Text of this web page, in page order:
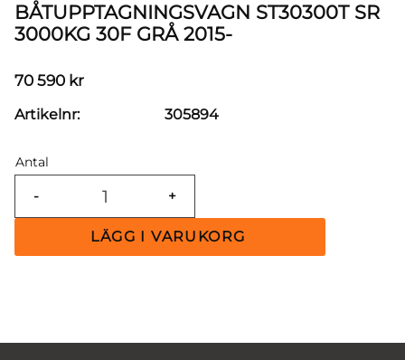
BÅTUPPTAGNINGSVAGN ST30300T SR
3000KG 30F GRÅ 2015-
70 590 kr
Antal
+
-
Artikelnr 305894